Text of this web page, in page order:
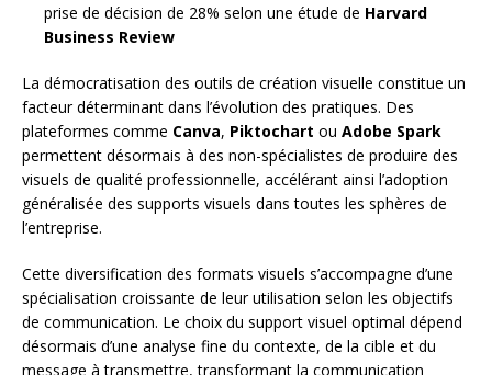
prise de décision de 28% selon une étude de Harvard
Business Review
La démocratisation des outils de création visuelle constitue un
facteur déterminant dans l’évolution des pratiques. Des
plateformes comme Canva, Piktochart ou Adobe Spark
permettent désormais à des non-spécialistes de produire des
visuels de qualité professionnelle, accélérant ainsi l’adoption
généralisée des supports visuels dans toutes les sphères de
l’entreprise.
Cette diversification des formats visuels s’accompagne d’une
spécialisation croissante de leur utilisation selon les objectifs
de communication. Le choix du support visuel optimal dépend
désormais d’une analyse fine du contexte, de la cible et du
message à transmettre, transformant la communication